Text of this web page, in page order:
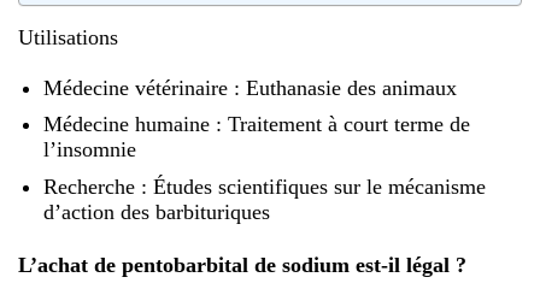
Utilisations
Médecine vétérinaire: Euthanasie des animaux
Médecine humaine: Traitement à court terme de
l’insomnie
Recherche: Études scientifiques sur le mécanisme
d’action des barbituriques
L’achat de pentobarbital de sodium est-il légal ?